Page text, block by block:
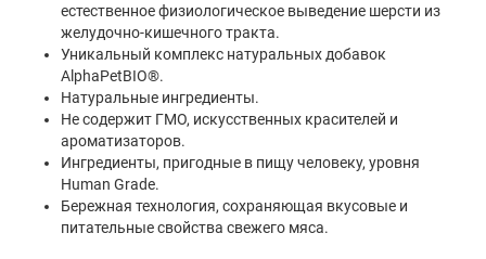
естественное физиологическое выведение шерсти из
желудочно-кишечного тракта.
Уникальный комплекс натуральных добавок
AlphaPetBIO®.
Натуральные ингредиенты.
Не содержит ГМО, искусственных красителей и
ароматизаторов.
Ингредиенты, пригодные в пищу человеку, уровня
Human Grade.
Бережная технология, сохраняющая вкусовые и
питательные свойства свежего мяса.